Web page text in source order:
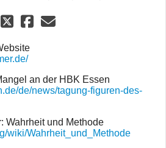
an der HBK Essen
de/news/tagung-figuren-des-
Wahrheit und Methode
wiki/Wahrheit_und_Methode